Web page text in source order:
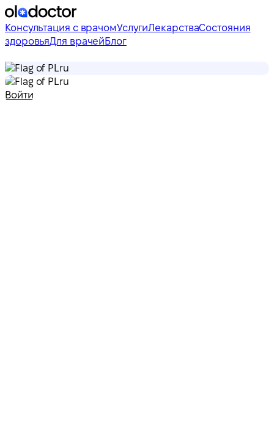
Консультация с врачомУслугиЛекарстваСостояния
здоровьяДля врачейБлог
ru
ru
Войти